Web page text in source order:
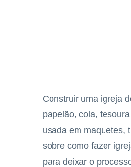
Construir uma igreja
papelão, cola,
usada em maquetes,
sobre como fazer
para deixar o